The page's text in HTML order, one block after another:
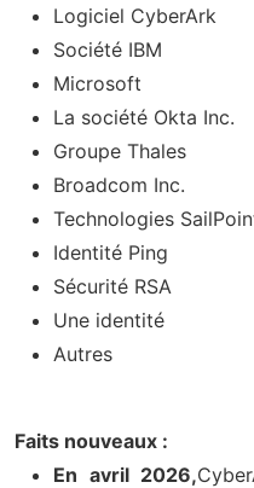
Logiciel CyberArk
Société IBM
Microsoft
La société Okta Inc.
Groupe Thales
Broadcom Inc.
Technologies
Identité Ping
Sécurité RSA
Une identité
Autres
Faits nouveaux :
En avril 2026,